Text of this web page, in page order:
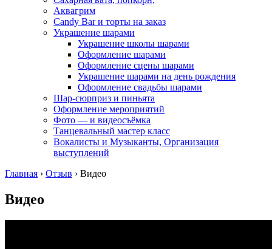
Аквагрим
Candy Bar и торты на заказ
Украшение шарами
Украшение школы шарами
Оформление шарами
Оформление сцены шарами
Украшение шарами на день рождения
Оформление свадьбы шарами
Шар-сюрприз и пиньята
Оформление мероприятий
Фото — и видеосъёмка
Танцевальный мастер класс
Вокалисты и Музыканты, Организация
выступлений
Главная › Отзыв › Видео
Видео